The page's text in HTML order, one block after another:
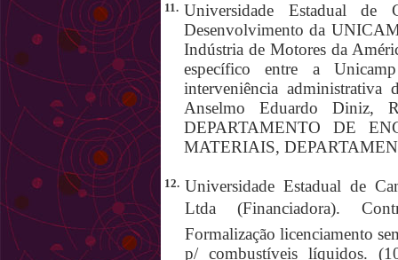
11. Universidade Estadual de
Desenvolvimento da
Indústria de Motores da
específico entre a
interveniência administrativa
Anselmo Eduardo Diniz,
DEPARTAMENTO DE
MATERIAIS,
12. Universidade Estadual de
Ltda (Financiadora).
Formalização licenciamento
p/ combustíveis líquidos.